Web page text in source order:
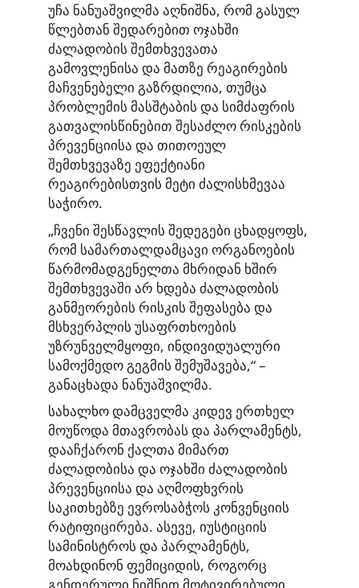
უჩა ნანუაშვილმა აღნიშნა, რომ გასულ
წლებთან შედარებით ოჯახში
ძალადობის შემთხვევათა
გამოვლენისა და მათზე რეაგირების
მაჩვენებელი გაზრდილია, თუმცა
პრობლემის მასშტაბის და სიმძაფრის
გათვალისწინებით შესაძლო რისკების
პრევენციისა და თითოეულ
შემთხვევაზე ეფექტიანი
რეაგირებისთვის მეტი ძალისხმევაა
საჭირო.
„ჩვენი შესწავლის შედეგები ცხადყოფს,
რომ სამართალდამცავი ორგანოების
წარმომადგენელთა მხრიდან ხშირ
შემთხვევაში არ ხდება ძალადობის
განმეორების რისკის შეფასება და
მსხვერპლის უსაფრთხოების
უზრუნველმყოფი, ინდივიდუალური
სამოქმედო გეგმის შემუშავება,“ –
განაცხადა ნანუაშვილმა.
სახალხო დამცველმა კიდევ ერთხელ
მოუწოდა მთავრობას და პარლამენტს,
დააჩქარონ ქალთა მიმართ
ძალადობისა და ოჯახში ძალადობის
პრევენციისა და აღმოფხვრის
საკითხებზე ევროსაბჭოს კონვენციის
რატიფიცირება. ასევე, იუსტიციის
სამინისტროს და პარლამენტს,
მოახდინონ ფემიციდის, როგორც